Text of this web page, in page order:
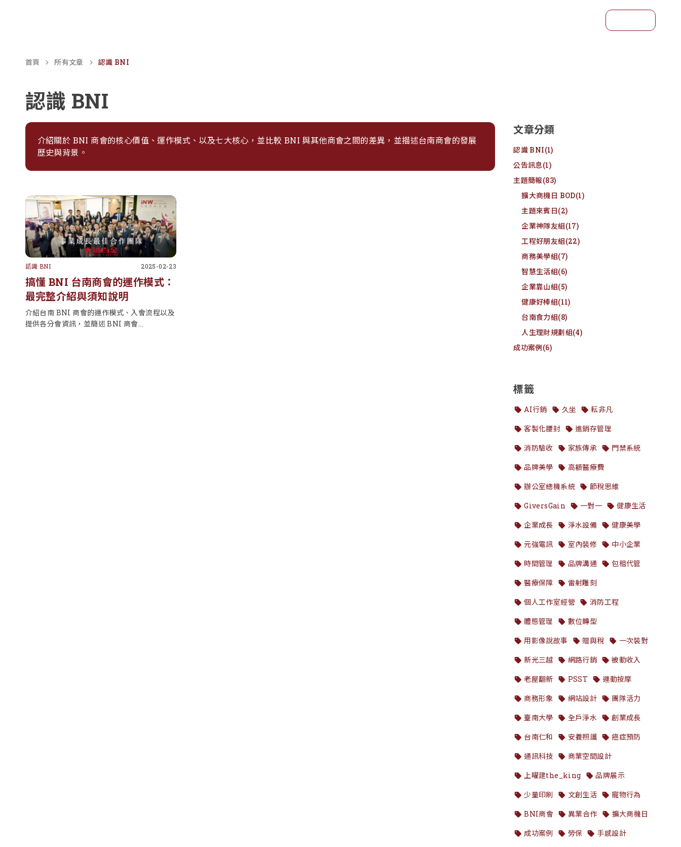
首頁 所有文章 認識 BNI
認識 BNI
介紹關於 BNI 商會的核心價值、運作模式、以及七大核心，並比較 BNI 與其他商會之間的差異，並描述台南商會的發展
歷史與背景。
認識 BNI 2025-02-23
搞懂 BNI 台南商會的運作模式：
最完整介紹與須知說明
介紹台南 BNI 商會的運作模式、入會流程以及
提供各分會資訊，並簡述 BNI 商會...
文章分類
認識 BNI(1)
公告訊息(1)
主題簡報(83)
擴大商機日 BOD(1)
主題來賓日(2)
企業神隊友組(17)
工程好朋友組(22)
商務美學組(7)
智慧生活組(6)
企業靠山組(5)
健康好棒組(11)
台南食力組(8)
人生理財規劃組(4)
成功案例(6)
標籤
AI行銷 久坐
耘非凡
客製化腰封
進銷存管理
消防驗收
家族傳承
門禁系統
品牌美學
高額醫療費
辦公室總機系統
節稅思維
GiversGain
一對一
健康生活
企業成長
淨水設備
健康美學
元強電訊
室內裝修
中小企業
時間管理
品牌溝通
包租代管
醫療保障
雷射雕刻
個人工作室經營
消防工程
體態管理
數位轉型
用影像說故事
贈與稅
一次裝對
新光三越
網路行銷
被動收入
老屋翻新
PSST
運動按摩
商務形象
網站設計
團隊活力
臺南大學
全戶淨水
創業成長
台南仁和
安養照護
癌症預防
通訊科技
商業空間設計
上曜建the_king
品牌展示
少量印刷
文創生活
寵物行為
BNI商會
異業合作
擴大商機日
成功案例
勞保
手感設計